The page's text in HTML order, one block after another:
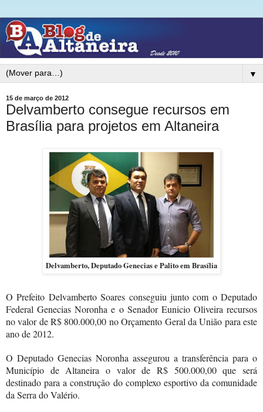
▼
15 de março de 2012
Delvamberto consegue recursos em
Brasília para projetos em Altaneira
Delvamberto, Deputado Genecias e Palito em Brasília
O Prefeito Delvamberto Soares conseguiu junto com o Deputado
Federal Genecias Noronha e o Senador Eunicio Oliveira recursos
no valor de R$ 800.000,00 no Orçamento Geral da União para este
ano de 2012.
O Deputado Genecias Noronha assegurou a transferência para o
Município de Altaneira o valor de R$ 500.000,00 que será
destinado para a construção do complexo esportivo da comunidade
da Serra do Valério.